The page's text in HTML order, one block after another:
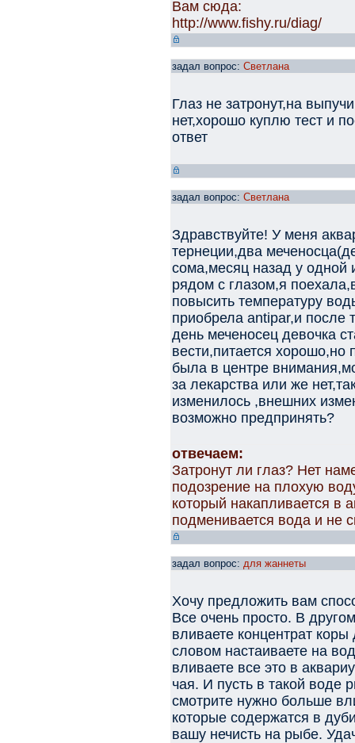
Вам сюда:
http://www.fishy.ru/diag/
задал вопрос: Светлана
Глаз не затронут,на
нет,хорошо куплю тест и
ответ
задал вопрос: Светлана
Здравствуйте! У меня
тернеции,два
сома,месяц назад у одной
рядом с глазом,я
повысить температуру
приобрела antipar,и после
день меченосец девочка
вести,питается хорошо,но
была в центре
за лекарства или же
изменилось ,внешних
возможно предпринять?
отвечаем:
Затронут ли глаз? Нет
подозрение на плохую
который накапливается в
подменивается вода и не
задал вопрос: для жаннеты
Хочу предложить вам
Все очень просто. В
вливаете концентрат
словом настаиваете на
вливаете все это в
чая. И пусть в такой
смотрите нужно больше
которые содержатся в
вашу нечисть на рыбе.